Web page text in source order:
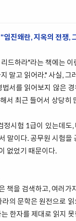
진왜란, 지옥의 전쟁,
드하라"라는 책에는 이
말고 읽어라." 사실,
서를 읽어보지 않은
서 최근 들어서 상당히
정시험 1급이 있는데도
말이다. 공무원 시험
없었기 때문이다.
책을 검색하고, 여러
의 문학은 원전으로
한자를 제대로 읽지